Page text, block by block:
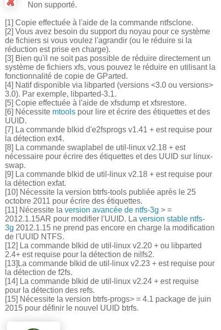
Non supporté.
[1] Copie effectuée à l'aide de la commande ntfsclone.
[2] Vous avez besoin du support du noyau pour ce système
de fichiers si vous voulez l'agrandir (ou le réduire si la
réduction est prise en charge).
[3] Bien qu'il ne soit pas possible de réduire directement un
système de fichiers xfs, vous pouvez le réduire en utilisant la
fonctionnalité de copie de GParted.
[4] Natif disponible via libparted (versions <3.0 ou versions>
3.0). Par exemple, libparted-3.1.
[5] Copie effectuée à l'aide de xfsdump et xfsrestore.
[6]
Nécessite mtools pour lire et écrire des étiquettes et des
UUID.
[7]
La commande blkid d'e2fsprogs v1.41 + est requise pour
la détection ext4.
[8] La commande swaplabel de util-linux v2.18 + est
nécessaire pour écrire des étiquettes et des UUID sur linux-
swap.
[9]
La commande blkid de util-linux v2.18 + est requise pour
la détection exfat.
[10] Nécessite la version btrfs-tools publiée après le 25
octobre 2011 pour écrire des étiquettes.
[11]
Nécessite la version avancée de ntfs-3g > =
2012.1.15AR pour modifier l'UUID. La version stable ntfs-
3g 2012.1.15 ne prend pas encore en charge la modification
de l'UUID NTFS.
[12]
La commande blkid de util-linux v2.20 + ou libparted
2.4+ est requise pour la détection de nilfs2.
[13] La commande blkid de util-linux v2.23 + est requise pour
la détection de f2fs.
[14] La commande blkid de util-linux v2.24 + est requise
pour la détection des refs.
[15] Nécessite la version btrfs-progs> = 4.1 package de juin
2015 pour définir le nouvel UUID btrfs.